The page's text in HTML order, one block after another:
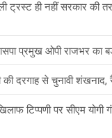
ट्रस्ट ही नहीं सरकार
प्रमुख ओपी राजभर का
की दरगाह से चुनावी
टिप्पणी पर सीएम योगी